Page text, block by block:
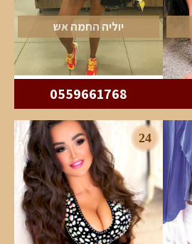
יוליה החמה אש
0559661768
24